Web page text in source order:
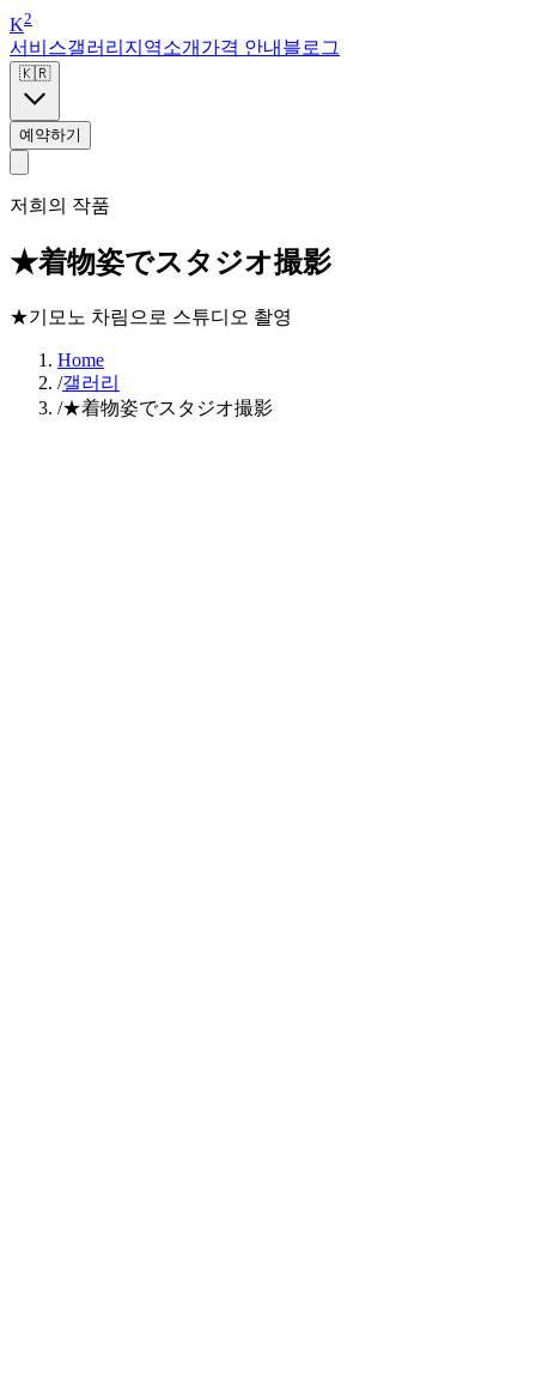
K2
서비스갤러리 지역소개 가격 안내 블로그
🇰🇷
예약하기
저희의 작품
★着物姿でスタジオ撮影
★기모노 차림으로 스튜디오 촬영
Home
/갤러리
/★着物姿でスタジオ撮影